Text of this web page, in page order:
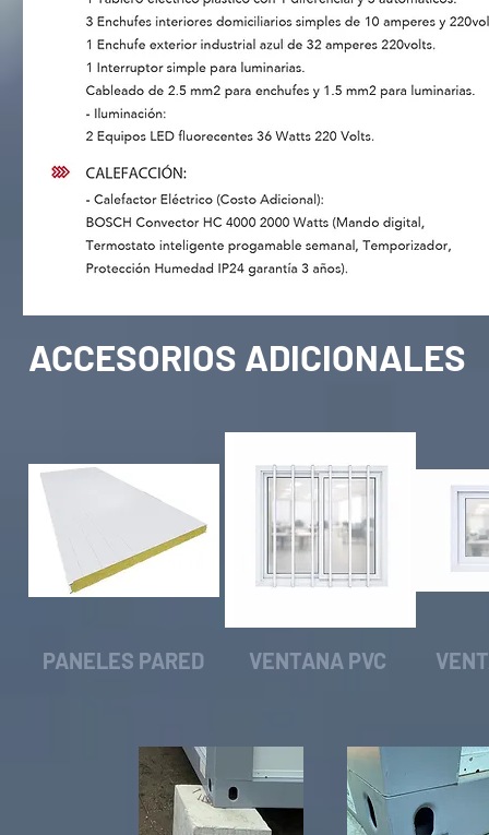
ACCESORIOS ADICIONALES
PANELES PARED VENTANA PVC